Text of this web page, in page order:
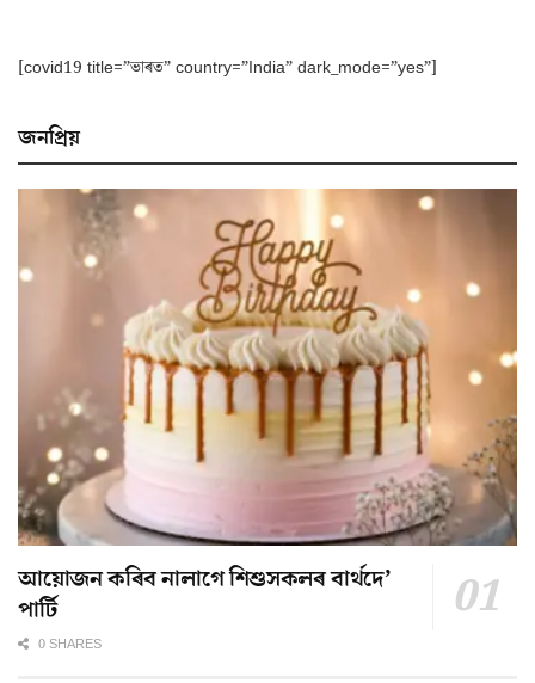
[covid19 title=”ভাৰত” country=”India” dark_mode=”yes”]
জনপ্ৰিয়
আয়োজন কৰিব নালাগে শিশুসকলৰ বাৰ্থদে’
পাৰ্টি
0 SHARES